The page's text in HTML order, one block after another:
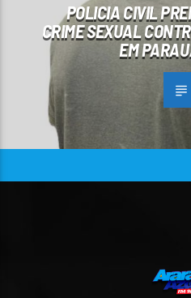
POLICIA CIVIL
CRIME SEXUAL
EM